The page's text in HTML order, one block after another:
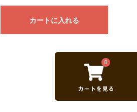
0
カートに入れる